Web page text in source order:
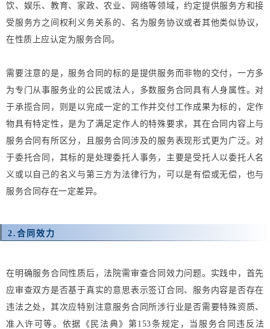
饮、娱乐、教育、家政、农业、网络等领域，约定提供服务方和接
受服务方之间权利义务关系的、名为服务协议或者其他类似协议，
在性质上应认定为服务合同。
需要注意的是，服务合同的标的是提供服务而非物的交付，一方多
为专门从事服务业的公民或法人，多数服务合同具有人身属性。对
于承揽合同，则是以完成一定的工作并交付工作成果为标的，定作
物具有特定性，是为了满足定作人的特殊要求，其在合同内容上与
服务合同有所区分，且服务合同涉及的服务表现形式更为广泛。对
于委托合同，其标的是处理委托人事务，主要是受托人以委托人名
义或以自己的名义与第三方为法律行为，可以是有偿或无偿，也与
服务合同存在一定差异。
2. 合同效力
在明确服务合同性质后，法院需审查合同效力问题。实践中，首先
应审查双方是否基于真实的意思表示签订合同、服务内容是否存在
违法之处，其次应特别注意服务合同所涉行业是否需要特殊资质、
准入许可等。依据《民法典》第153条规定，当服务合同违反法